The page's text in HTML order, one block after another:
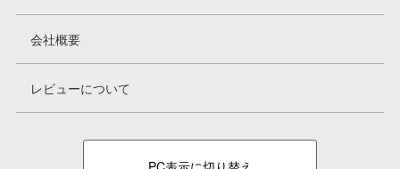
会社概要
レビューについて